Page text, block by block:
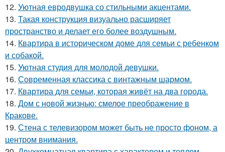
12. Уютная евродвушка со стильными акцентами.
13. Такая конструкция визуально расширяет
пространство и делает его более воздушным.
14. Квартира в историческом доме для семьи с ребенком
и собакой.
15. Уютная студия для молодой девушки.
16. Современная классика с винтажным шармом.
17. Квартира для семьи, которая живёт на два города.
18. Дом с новой жизнью: смелое преображение в
Кракове.
19. Стена с телевизором может быть не просто фоном, а
центром внимания.